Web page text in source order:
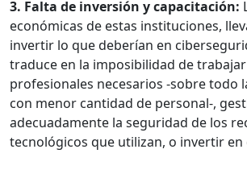
3. Falta de inversión y capacitación:
económicas de estas instituciones,
invertir lo que deberían en
traduce en la imposibilidad de
profesionales necesarios -sobre todo
con menor cantidad de personal-,
adecuadamente la seguridad de los
tecnológicos que utilizan, o invertir en